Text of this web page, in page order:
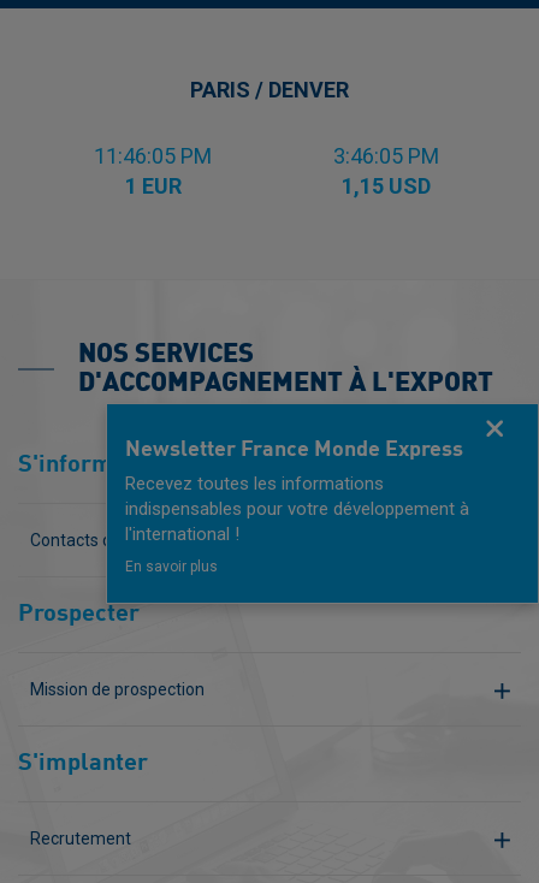
PARIS / DENVER
11:46:06 PM
1 EUR
3:46:06 PM
1,15 USD
NOS SERVICES
D'ACCOMPAGNEMENT À L'EXPORT
S'informer
Contacts clés
Prospecter
Mission de prospection
S'implanter
Recrutement
Newsletter France Monde Express
Recevez toutes les informations
indispensables pour votre développement à
l'international !
En savoir plus